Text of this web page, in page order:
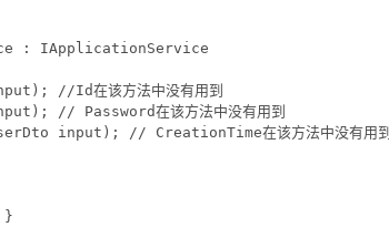
: IApplicationService
//Id在该方法中没有用到
// Password在该方法中没有用到
input); // CreationTime在该方法中没有用到
}